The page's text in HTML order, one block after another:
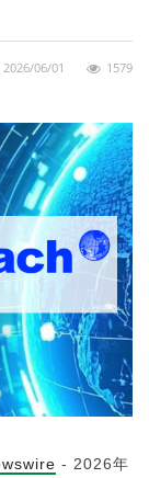
2026/06/01 1579
- 2026年